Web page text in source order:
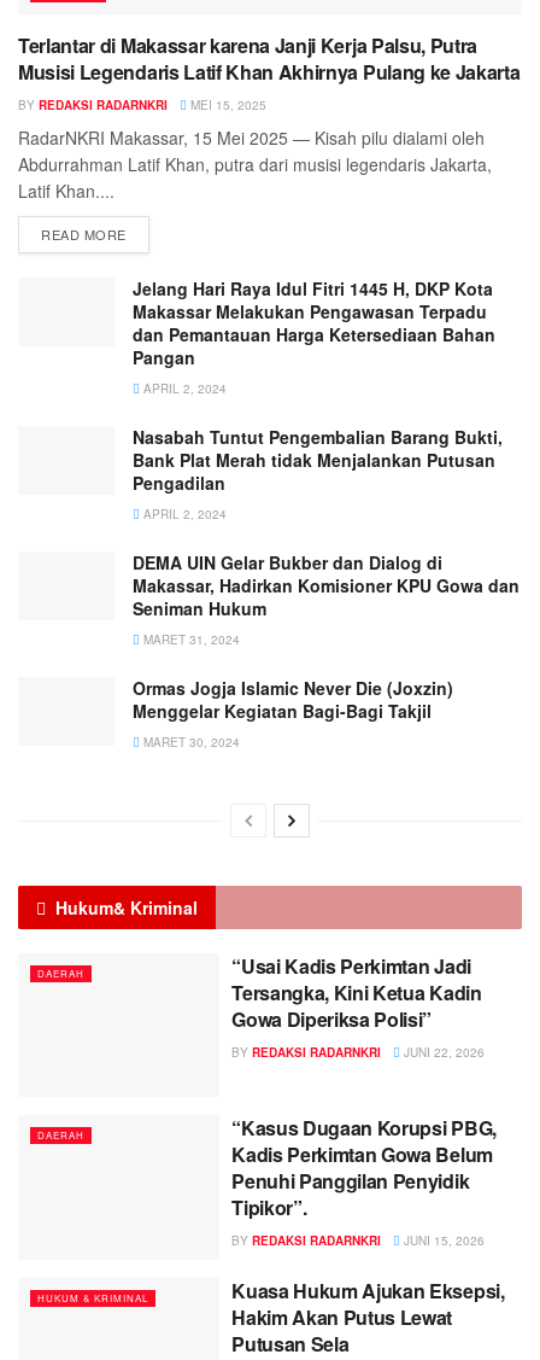
Terlantar di Makassar karena Janji Kerja Palsu, Putra
Musisi Legendaris Latif Khan Akhirnya Pulang ke Jakarta
BY REDAKSI RADARNKRI MEI 15, 2025
RadarNKRI Makassar, 15 Mei 2025 — Kisah pilu dialami oleh
Abdurrahman Latif Khan, putra dari musisi legendaris Jakarta,
Latif Khan....
READ MORE
Jelang Hari Raya Idul Fitri 1445 H, DKP Kota
Makassar Melakukan Pengawasan Terpadu
dan Pemantauan Harga Ketersediaan Bahan
Pangan
APRIL 2, 2024
Nasabah Tuntut Pengembalian Barang Bukti,
Bank Plat Merah tidak Menjalankan Putusan
Pengadilan
APRIL 2, 2024
DEMA UIN Gelar Bukber dan Dialog di
Makassar, Hadirkan Komisioner KPU Gowa dan
Seniman Hukum
MARET 31, 2024
Ormas Jogja Islamic Never Die (Joxzin)
Menggelar Kegiatan Bagi-Bagi Takjil
MARET 30, 2024
Hukum& Kriminal
DAERAH
“Usai Kadis Perkimtan Jadi
Tersangka, Kini Ketua Kadin
Gowa Diperiksa Polisi”
BY REDAKSI RADARNKRI JUNI 22, 2026
DAERAH
“Kasus Dugaan Korupsi PBG,
Kadis Perkimtan Gowa Belum
Penuhi Panggilan Penyidik
Tipikor”.
BY REDAKSI RADARNKRI JUNI 15, 2026
HUKUM & KRIMINAL
Kuasa Hukum Ajukan Eksepsi,
Hakim Akan Putus Lewat
Putusan Sela